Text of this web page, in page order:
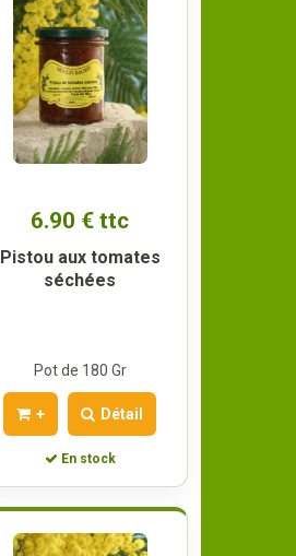
6.90 € ttc
Pistou aux tomates
séchées
Pot de 180 Gr
+ Détail
En stock